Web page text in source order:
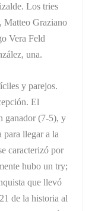
Los tries
Matteo Graziano
Vera Feld
una.
y parejos.
El
ganador (7-5), y
para llegar a la
caracterizó por
hubo un try;
que llevó
de la historia al